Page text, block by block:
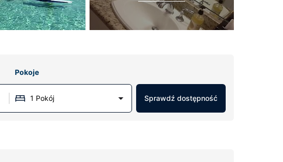
Pokoje
1 Pokój Sprawdź dostępność